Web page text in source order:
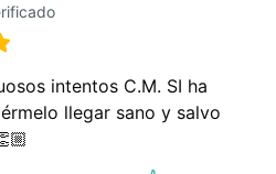
intentos C.M. SI ha
llegar sano y salvo